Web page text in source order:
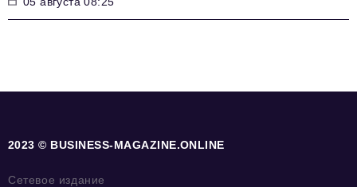
2023 © BUSINESS-MAGAZINE.ONLINE
Сетевое издание